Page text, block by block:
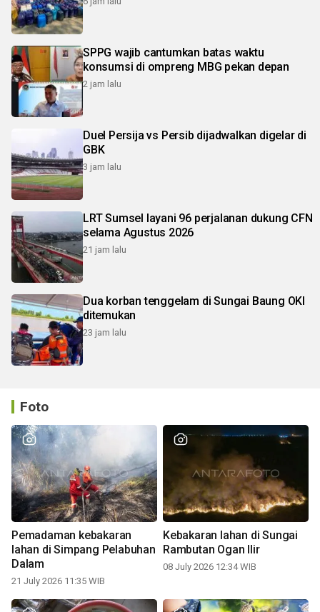
SPPG wajib cantumkan batas waktu
konsumsi di ompreng MBG pekan depan
2 jam lalu
Duel Persija vs Persib dijadwalkan digelar di
GBK
3 jam lalu
LRT Sumsel layani 96 perjalanan dukung CFN
selama Agustus 2026
21 jam lalu
Dua korban tenggelam di Sungai Baung OKI
ditemukan
23 jam lalu
Foto
Pemadaman kebakaran
lahan di Simpang Pelabuhan
Dalam
21 July 2026 11:35 WIB
Kebakaran lahan di Sungai
Rambutan Ogan Ilir
08 July 2026 12:34 WIB